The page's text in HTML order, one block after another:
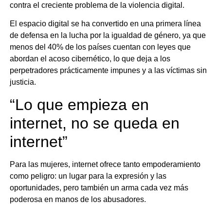
contra el creciente problema de la violencia digital.
El espacio digital se ha convertido en una primera línea
de defensa en la lucha por la igualdad de género, ya que
menos del 40% de los países cuentan con leyes que
abordan el acoso cibernético, lo que deja a los
perpetradores prácticamente impunes y a las víctimas sin
justicia.
“Lo que empieza en
internet, no se queda en
internet”
Para las mujeres, internet ofrece tanto empoderamiento
como peligro: un lugar para la expresión y las
oportunidades, pero también un arma cada vez más
poderosa en manos de los abusadores.